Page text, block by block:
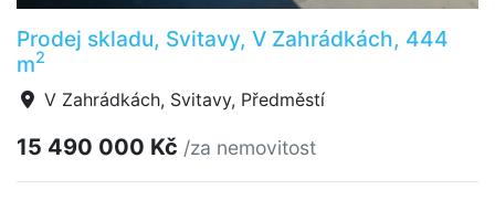
Prodej skladu, Svitavy, V Zahrádkách, 444
m2
V Zahrádkách, Svitavy, Předměstí
15 490 000 Kč /za nemovitost